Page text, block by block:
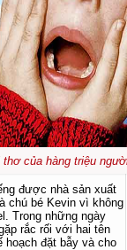
của hàng triệu
được nhà sản xuất
chú bé Kevin vì không
Trong những ngày
rắc rối với hai tên
hoạch đặt bẫy và cho